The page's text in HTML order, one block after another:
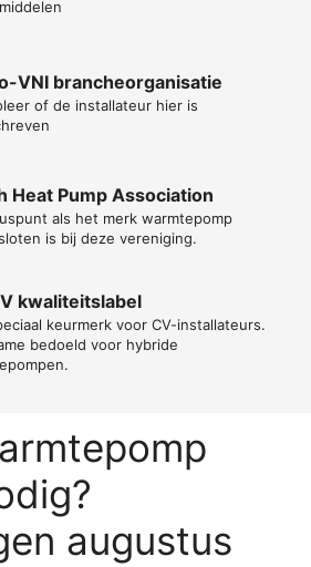
VNI brancheorganisatie
of de installateur hier is
Heat Pump Association
als het merk warmtepomp
is bij deze vereniging.
kwaliteitslabel
keurmerk voor CV-installateurs.
bedoeld voor hybride
augustus